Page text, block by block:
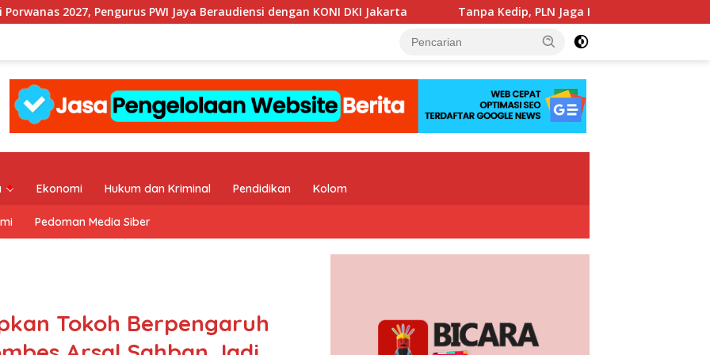
Pengurus PWI Jaya Beraudiensi dengan KONI DKI Jakarta Tanpa Kedip, PLN Jaga Keandalan Listrik Zikir dan Doa
Ekonomi Hukum dan Kriminal Pendidikan Kolom
Pedoman Media Siber
Tokoh Berpengaruh